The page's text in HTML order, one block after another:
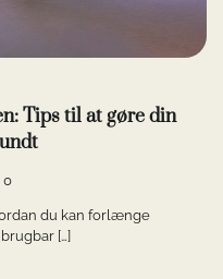
Tips til at gøre din
0
du kan forlænge
[…]